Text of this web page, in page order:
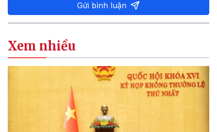
Gửi bình luận
Xem nhiều